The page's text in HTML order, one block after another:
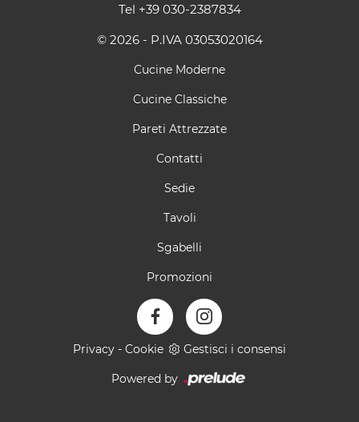
Tel +39 030-2387834
© 2026 - P.IVA 03053020164
Cucine Moderne
Cucine Classiche
Pareti Attrezzate
Contatti
Sedie
Tavoli
Sgabelli
Promozioni
Privacy - Cookie Gestisci i consensi
Powered by